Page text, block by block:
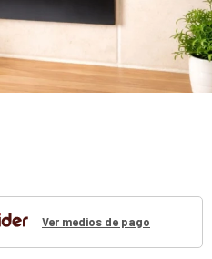
Ver medios de pago